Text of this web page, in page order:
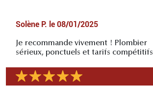
Solène P. le 08/01/2025
Je recommande vivement ! Plombier
sérieux, ponctuels et tarifs compétitifs